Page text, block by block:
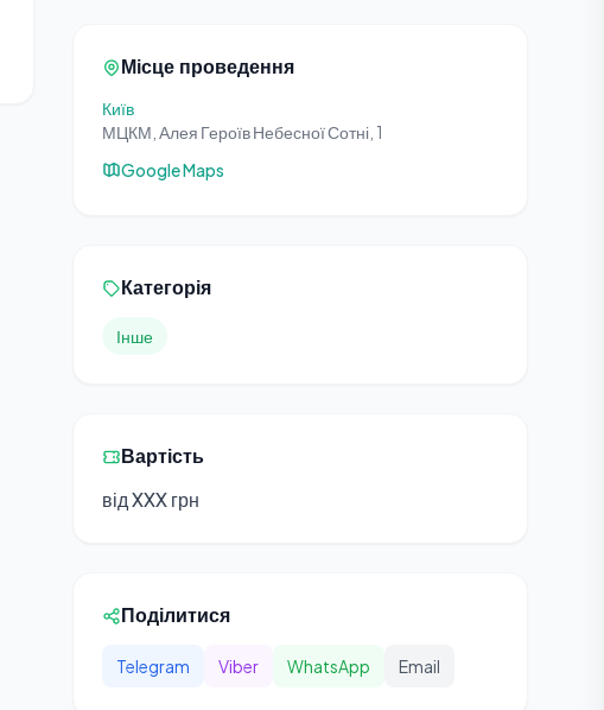
Місце проведення
Київ
МЦКМ, Алея Героїв Небесної Сотні, 1
Google Maps
Категорія
Інше
Вартість
від XXX грн
Поділитися
Telegram Viber WhatsApp Email